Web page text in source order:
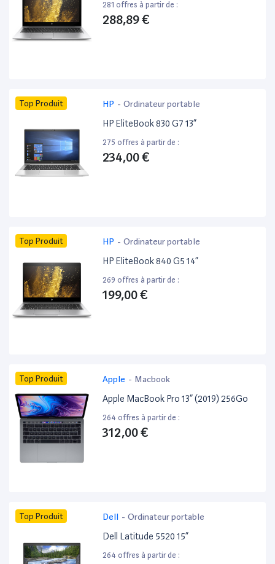
281 offres à partir de :
288,89 €
Top Produit HP - Ordinateur portable
HP EliteBook 830 G7 13”
275 offres à partir de :
234,00 €
Top Produit HP - Ordinateur portable
HP EliteBook 840 G5 14”
269 offres à partir de :
199,00 €
Top Produit Apple - Macbook
Apple MacBook Pro 13” (2019) 256Go
264 offres à partir de :
312,00 €
Top Produit Dell - Ordinateur portable
Dell Latitude 5520 15”
264 offres à partir de :